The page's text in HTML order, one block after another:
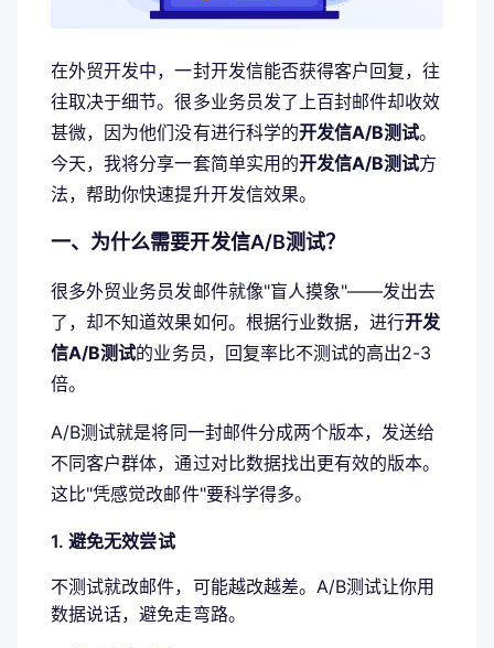
在外贸开发中，一封开发信能否获得客户回复，往
往取决于细节。很多业务员发了上百封邮件却收效
甚微，因为他们没有进行科学的开发信A/B测试。
今天，我将分享一套简单实用的开发信A/B测试方
法，帮助你快速提升开发信效果。
一、为什么需要开发信A/B测试？
很多外贸业务员发邮件就像"盲人摸象"——发出去
了，却不知道效果如何。根据行业数据，进行开发
信A/B测试的业务员，回复率比不测试的高出2-3
倍。
A/B测试就是将同一封邮件分成两个版本，发送给
不同客户群体，通过对比数据找出更有效的版本。
这比"凭感觉改邮件"要科学得多。
1. 避免无效尝试
不测试就改邮件，可能越改越差。A/B测试让你用
数据说话，避免走弯路。